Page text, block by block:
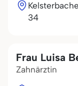
34
Frau Luisa
Zahnärztin